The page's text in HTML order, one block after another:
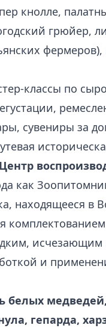
кнолле,
грюйер,
классы по
сувениры за
как
находящееся в
исчезающим
и
белых
гепарда,